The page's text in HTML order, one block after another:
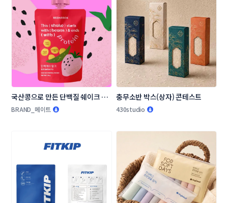
국산콩으로 만든 단백질 쉐이크 패
키지(파우치) 디자인 콘테스트
BRAND_메이트
충무소반 박스(상자) 콘테스트
430studio